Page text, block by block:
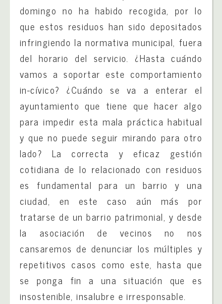
domingo no ha habido recogida, por lo
que estos residuos han sido depositados
infringiendo la normativa municipal, fuera
del horario del servicio. ¿Hasta cuándo
vamos a soportar este comportamiento
in-cívico? ¿Cuándo se va a enterar el
ayuntamiento que tiene que hacer algo
para impedir esta mala práctica habitual
y que no puede seguir mirando para otro
lado? La correcta y eficaz gestión
cotidiana de lo relacionado con residuos
es fundamental para un barrio y una
ciudad, en este caso aún más por
tratarse de un barrio patrimonial, y desde
la asociación de vecinos no nos
cansaremos de denunciar los múltiples y
repetitivos casos como este, hasta que
se ponga fin a una situación que es
insostenible, insalubre e irresponsable.